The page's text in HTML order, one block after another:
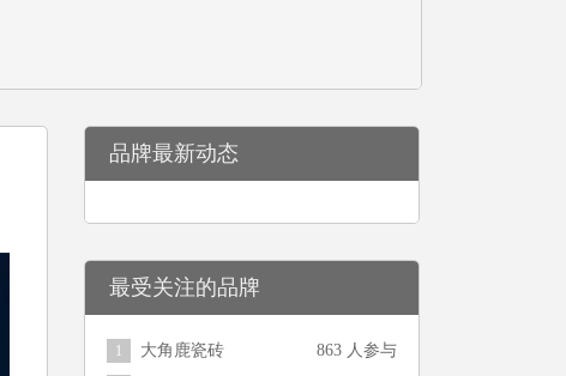
品牌最新动态
最受关注的品牌
1 大角鹿瓷砖 863 人参与